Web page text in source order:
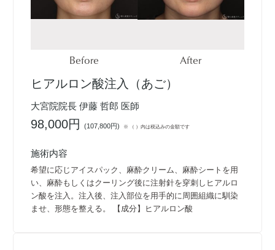
Before After
ヒアルロン酸注入（あご）
大宮院院長 伊藤 哲郎 医師
98,000円(107,800円) ※ （ ）内は税込みの金額です
施術内容
希望に応じアイスパック、麻酔クリーム、麻酔シートを用
い、麻酔もしくはクーリング後に注射針を穿刺しヒアルロ
ン酸を注入。注入後、注入部位を用手的に周囲組織に馴染
ませ、形態を整える。 【成分】ヒアルロン酸